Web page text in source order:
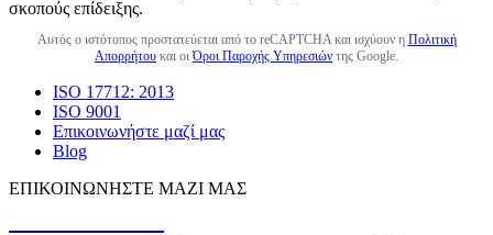
σκοπούς επίδειξης.
Αυτός ο ιστότοπος προστατεύεται από το reCAPTCHA και ισχύουν η Πολιτική
Απορρήτου και οιΌροι Παροχής Υπηρεσιών της Google.
ISO 17712: 2013
ISO 9001
Επικοινωνήστε μαζί μας
Blog
ΕΠΙΚΟΙΝΩΝΉΣΤΕ ΜΑΖΊ ΜΑΣ